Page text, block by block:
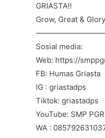
GRIASTA‼️
Grow, Great & Glory
Sosial media:
Web: https://
FB: Humas Griasta
IG : griastadps
Tiktok: griastadps
YouTube: SMP
WA :